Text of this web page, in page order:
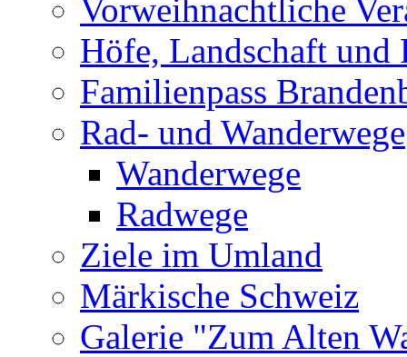
Vorweihnachtliche
Höfe, Landschaft und
Familienpass
Rad- und Wanderwege
Wanderwege
Radwege
Ziele im Umland
Märkische Schweiz
Galerie "Zum Alten